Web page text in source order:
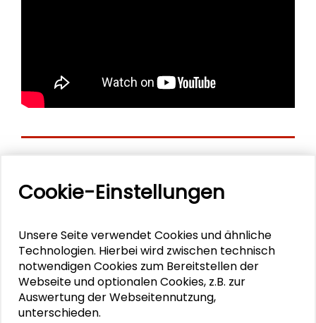
Maximilian Bertamini
Jana Friedrichsen
Roger Häußling
Caroline Y. Robertson-von Trotha
Cookie-Einstellungen
Unsere Seite verwendet Cookies und ähnliche
Technologien. Hierbei wird zwischen technisch
notwendigen Cookies zum Bereitstellen der
Webseite und optionalen Cookies, z.B. zur
Auswertung der Webseitennutzung,
unterschieden.